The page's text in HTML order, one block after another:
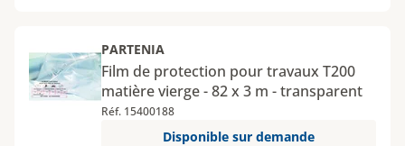
PARTENIA
Film de protection pour travaux T200
matière vierge - 82 x 3 m - transparent
Réf. 15400188
Disponible sur demande